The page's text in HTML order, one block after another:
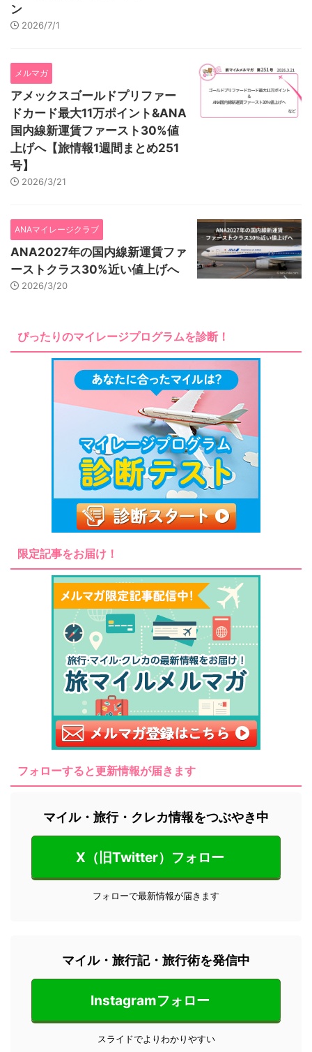
ン
2026/7/1
メルマガ
アメックスゴールドプリファー
ドカード最大11万ポイント&ANA
国内線新運賃ファースト30%値
上げへ【旅情報1週間まとめ251
号】
2026/3/21
ANAマイレージクラブ
ANA2027年の国内線新運賃ファ
ーストクラス30%近い値上げへ
2026/3/20
ぴったりのマイレージプログラムを診断！
限定記事をお届け！
フォローすると更新情報が届きます
マイル・旅行・クレカ情報をつぶやき中
X（旧Twitter）フォロー
フォローで最新情報が届きます
マイル・旅行記・旅行術を発信中
Instagramフォロー
スライドでよりわかりやすい